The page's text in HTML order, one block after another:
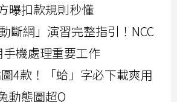
曝扣款規則秒懂
斷網」演習完整指引！NCC
機處理重要工作
4款！「蛤」字必下載爽用
動態圖超Q